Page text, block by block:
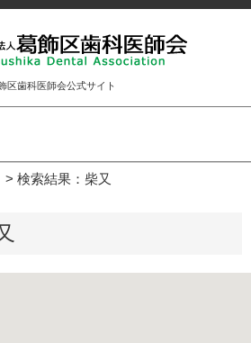
区歯科医師会公式サイト
検索結果：柴又